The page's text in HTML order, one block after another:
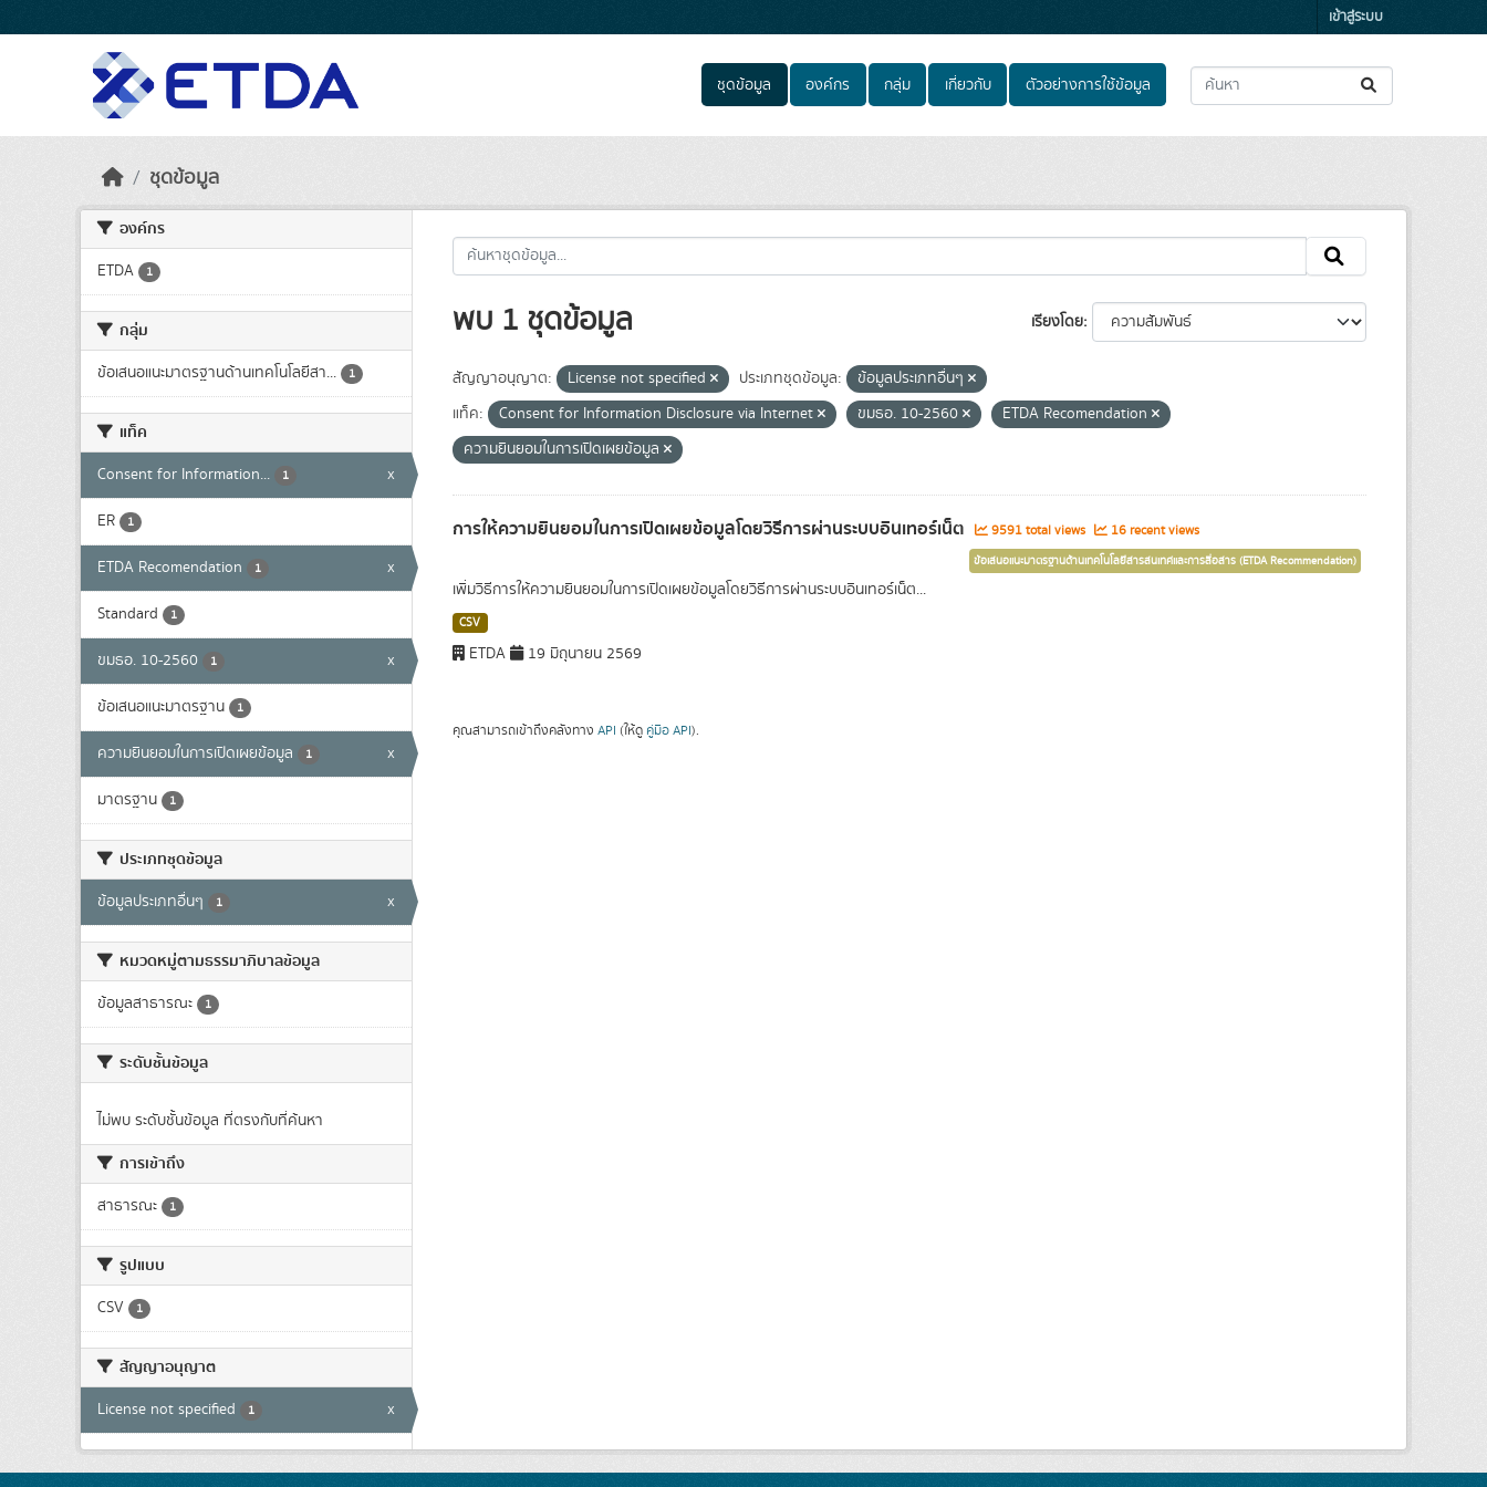
เข้าสู่ระบบ
ชุดข้อมูล องค์กร กลุ่ม เกี่ยวกับ ตัวอย่างการใช้ข้อมูล
ชุดข้อมูล
องค์กร
ETDA 1
กลุ่ม
ข้อเสนอแนะมาตรฐานด้านเทคโนโลยีสา... 1
แท็ค
Consent for Information... 1 x
ER 1
ETDA Recomendation 1 x
Standard 1
ขมธอ. 10-2560 1 x
ข้อเสนอแนะมาตรฐาน 1
ความยินยอมในการเปิดเผยข้อมูล 1 x
มาตรฐาน 1
ประเภทชุดข้อมูล
ข้อมูลประเภทอื่นๆ 1 x
หมวดหมู่ตามธรรมาภิบาลข้อมูล
ข้อมูลสาธารณะ 1
ระดับชั้นข้อมูล
ไม่พบ ระดับชั้นข้อมูล ที่ตรงกับที่ค้นหา
การเข้าถึง
สาธารณะ 1
รูปแบบ
CSV 1
สัญญาอนุญาต
License not specified 1 x
เรียงโดย
พบ 1 ชุดข้อมูล
สัญญาอนุญาต: License not specified ประเภทชุดข้อมูล:
ข้อมูลประเภทอื่นๆ
แท็ค:
Consent for Information Disclosure via Internet ขมธอ. 10-2560
ETDA Recomendation
ความยินยอมในการเปิดเผยข้อมูล
การให้ความยินยอมในการเปิดเผยข้อมูลโดยวิธีการผ่านระบบอินเทอร์เน็ต 9591 total views 16 recent views
ข้อเสนอแนะมาตรฐานด้านเทคโนโลยีสารสนเทศและการสื่อสาร (ETDA Recommendation)
เพิ่มวิธีการให้ความยินยอมในการเปิดเผยข้อมูลโดยวิธีการผ่านระบบอินเทอร์เน็ต...
CSV
ETDA 19 มิถุนายน 2569
คุณสามารถเข้าถึงคลังทาง API (ให้ดู คู่มือ API).